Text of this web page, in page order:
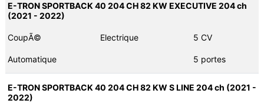
E-TRON SPORTBACK 40 204 CH 82 KW EXECUTIVE 204 ch
(2021 - 2022)
CoupÃ© Electrique 5 CV
Automatique 5 portes
E-TRON SPORTBACK 40 204 CH 82 KW S LINE 204 ch (2021 -
2022)